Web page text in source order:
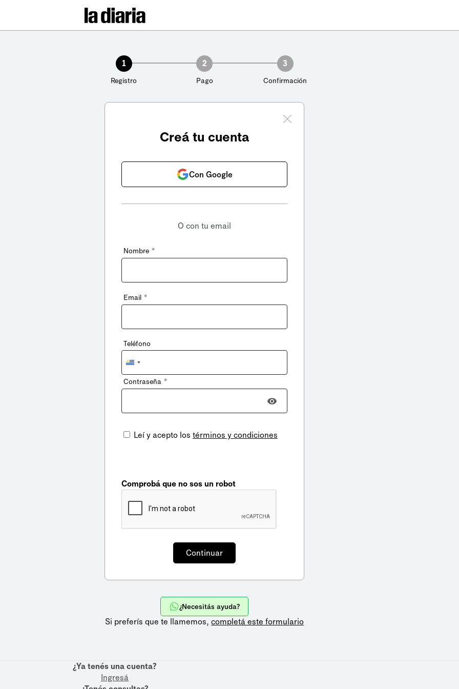
1
Registro
2
Pago
3
Confirmación
Creá tu cuenta
Con Google
O con tu email
Nombre *
Email *
Teléfono
Uruguay
+598
Contraseña *
Leí y acepto los términos y condiciones
Comprobá que no sos un robot
¿Necesitás ayuda?
Si preferís que te llamemos, completá este formulario
¿Ya tenés una cuenta?
Ingresá